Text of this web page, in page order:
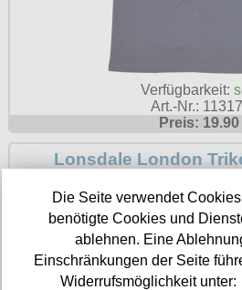
Verfügbarkeit:
Art.-Nr.:
Preis: 19.90
Lonsdale London
Die Seite verwendet
benötigte Cookies und
ablehnen. Eine
Einschränkungen der Seite
Widerrufsmöglichkeit unter: